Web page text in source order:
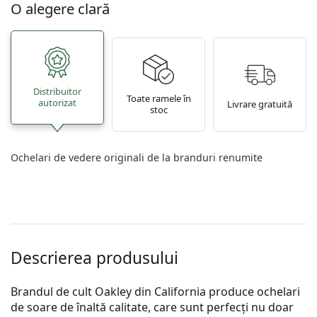
O alegere clară
Distribuitor
autorizat
Toate ramele în
stoc
Livrare gratuită
Ochelari de vedere originali de la branduri renumite
Descrierea produsului
Brandul de cult Oakley din California produce ochelari
de soare de înaltă calitate, care sunt perfecți nu doar